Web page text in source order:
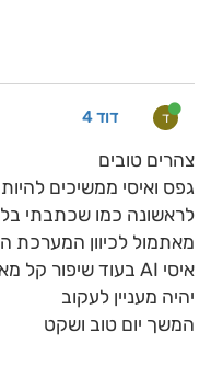
ד דוד 4
צהרים טובים
גפס ואיסי ממשיכים להיות
מאתמול לכיוון המערכת
איסי AI בעוד שיפור קל מאתמול בלילה
יהיה מעניין לעקוב
המשך יום טוב ושקט